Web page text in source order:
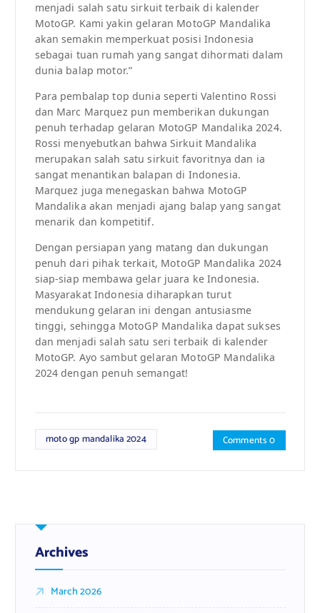
menjadi salah satu sirkuit terbaik di kalender
MotoGP. Kami yakin gelaran MotoGP Mandalika
akan semakin memperkuat posisi Indonesia
sebagai tuan rumah yang sangat dihormati dalam
dunia balap motor.”
Para pembalap top dunia seperti Valentino Rossi
dan Marc Marquez pun memberikan dukungan
penuh terhadap gelaran MotoGP Mandalika 2024.
Rossi menyebutkan bahwa Sirkuit Mandalika
merupakan salah satu sirkuit favoritnya dan ia
sangat menantikan balapan di Indonesia.
Marquez juga menegaskan bahwa MotoGP
Mandalika akan menjadi ajang balap yang sangat
menarik dan kompetitif.
Dengan persiapan yang matang dan dukungan
penuh dari pihak terkait, MotoGP Mandalika 2024
siap-siap membawa gelar juara ke Indonesia.
Masyarakat Indonesia diharapkan turut
mendukung gelaran ini dengan antusiasme
tinggi, sehingga MotoGP Mandalika dapat sukses
dan menjadi salah satu seri terbaik di kalender
MotoGP. Ayo sambut gelaran MotoGP Mandalika
2024 dengan penuh semangat!
moto gp mandalika 2024 Comments 0
Archives
March 2026